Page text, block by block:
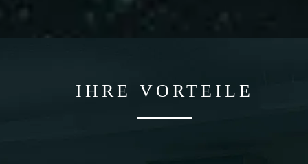
IHRE VORTEILE